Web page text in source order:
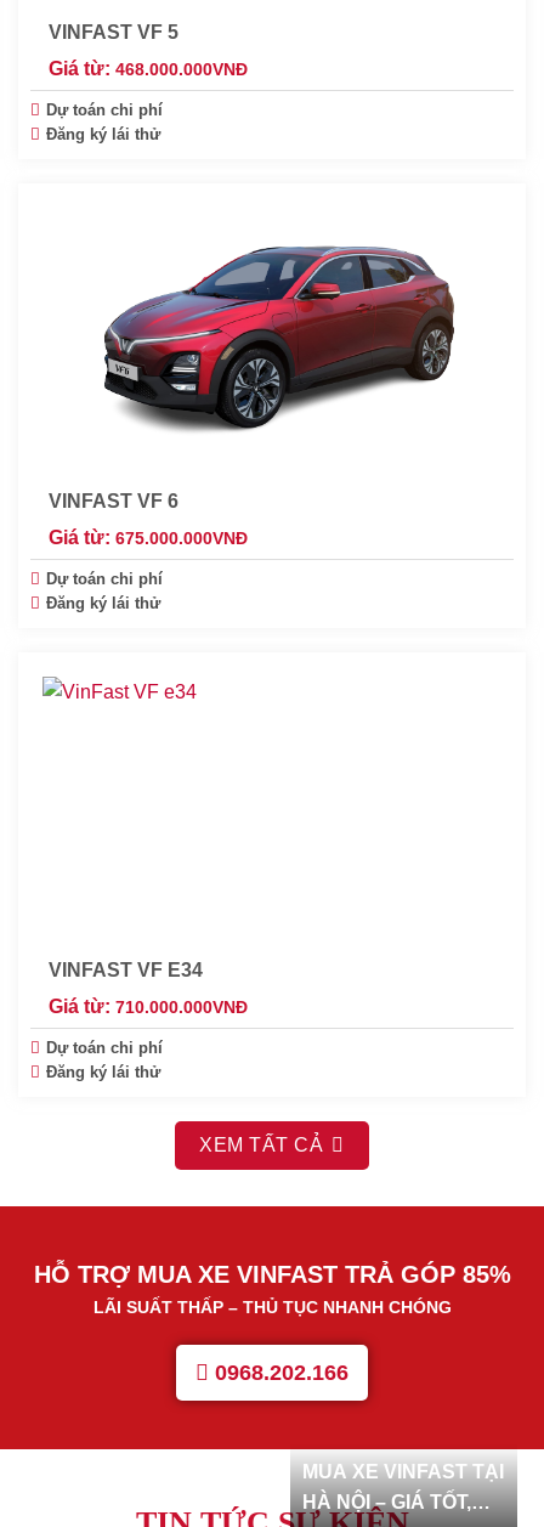
VINFAST VF 5
Giá từ: 468.000.000VNĐ
Dự toán chi phí
Đăng ký lái thử
VINFAST VF 6
Giá từ: 675.000.000VNĐ
Dự toán chi phí
Đăng ký lái thử
VINFAST VF E34
Giá từ: 710.000.000VNĐ
Dự toán chi phí
Đăng ký lái thử
XEM TẤT CẢ
HỖ TRỢ MUA XE VINFAST TRẢ GÓP 85%
LÃI SUẤT THẤP – THỦ TỤC NHANH CHÓNG
0968.202.166
MUA XE VINFAST TẠI
HÀ NỘI – GIÁ TỐT,